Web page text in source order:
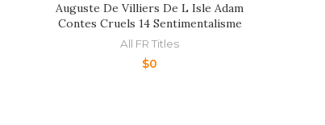
Auguste De Villiers De L Isle Adam
Contes Cruels 14 Sentimentalisme
All FR Titles
$0